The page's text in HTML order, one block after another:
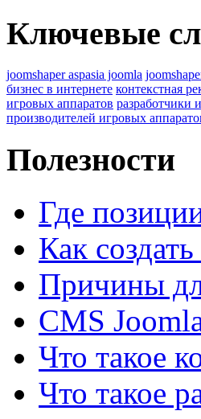
Ключевые
joomshaper aspasia joomla
бизнес в интернете контекстная
игровых аппаратов разработчики
производителей игровых
Полезности
Где
Как
Причины
CMS
Что такое
Что такое